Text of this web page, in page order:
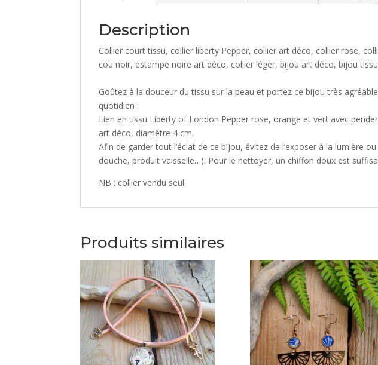
Description
Collier court tissu, collier liberty Pepper, collier art déco, collier rose,
cou noir, estampe noire art déco, collier léger, bijou art déco, bijou
Goûtez à la douceur du tissu sur la peau et portez ce bijou très
quotidien :
Lien en tissu Liberty of London Pepper rose, orange et vert avec
art déco, diamètre 4 cm.
Afin de garder tout l’éclat de ce bijou, évitez de l’exposer à la lumière
douche, produit vaisselle…). Pour le nettoyer, un chiffon doux est
NB : collier vendu seul.
Produits similaires